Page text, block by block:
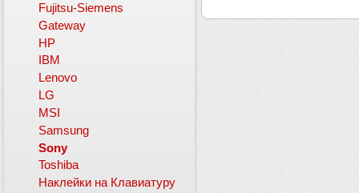
Fujitsu-Siemens
Gateway
HP
IBM
Lenovo
LG
MSI
Samsung
Sony
Toshiba
Наклейки на Клавиатуру